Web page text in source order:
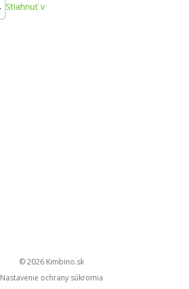
Stiahnuť v
© 2026
kimbino.sk
Nastavenie ochrany súkromia